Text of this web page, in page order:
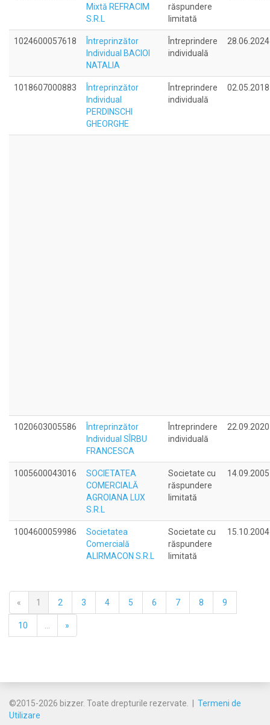
Mixtă REFRACIM
S.R.L
răspundere
limitată
1024600057618
Întreprinzător
Individual BACIOI
NATALIA
Întreprindere
individuală
28.06.2024
1018607000883
Întreprinzător
Individual
PERDINSCHI
GHEORGHE
Întreprindere
individuală
02.05.2018
1020603005586
Întreprinzător
Individual SÎRBU
FRANCESCA
Întreprindere
individuală
22.09.2020
1005600043016
SOCIETATEA
COMERCIALĂ
AGROIANA LUX
S.R.L
Societate cu
răspundere
limitată
14.09.2005
1004600059986
Societatea
Comercială
ALIRMACON S.R.L
Societate cu
răspundere
limitată
15.10.2004
« 1 2 3 4 5 6 7 8 9
10 »
©2015-2026 bizzer. Toate drepturile rezervate. | Termeni de
Utilizare